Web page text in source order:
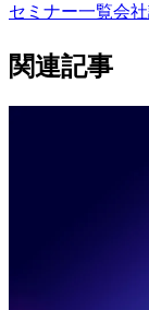
セミナー一覧会
関連記事